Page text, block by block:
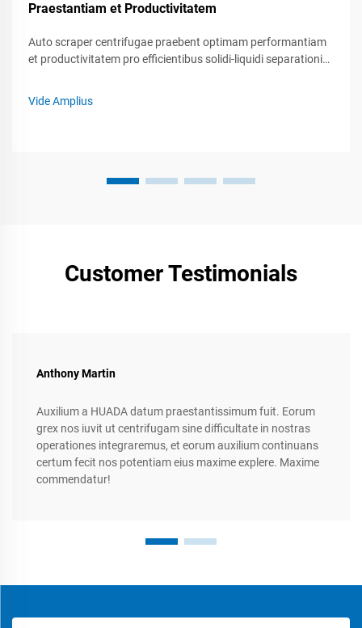
Praestantiam et Productivitatem
Auto scraper centrifugae praebent optimam performantiam
et productivitatem pro efficientibus solidi-liquidi separationis
Vide Amplius
Customer Testimonials
Anthony Martin
Auxilium a HUADA datum praestantissimum fuit. Eorum
grex nos iuvit ut centrifugam sine difficultate in nostras
operationes integraremus, et eorum auxilium continuans
certum fecit nos potentiam eius maxime explere. Maxime
commendatur!